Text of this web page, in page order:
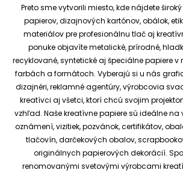
Preto sme vytvorili miesto, kde nájdete
papierov, dizajnových kartónov, obálok,
materiálov pre profesionálnu tlač aj
ponuke objavíte metalické, prírodné,
recyklované, syntetické aj špeciálne papiere
farbách a formátoch. Vyberajú si u nás
dizajnéri, reklamné agentúry, výrobcovia
kreatívci aj všetci, ktorí chcú svojim
vzhľad. Naše kreatívne papiere sú ideálne
oznámení, vizitiek, pozvánok, certifikátov,
tlačovín, darčekových obalov,
originálnych papierových dekorácií.
renomovanými svetovými výrobcami